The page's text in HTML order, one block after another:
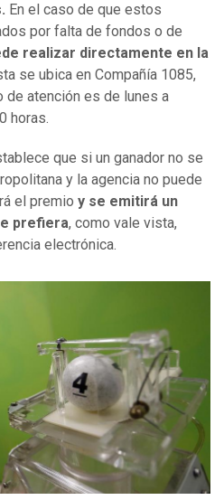
En el caso de que estos
por falta de fondos o de
realizar directamente en la
se ubica en Compañía 1085,
de atención es de lunes a
horas.
que si un ganador no se
y la agencia no puede
el premio y se emitirá un
prefiera, como vale vista,
electrónica.